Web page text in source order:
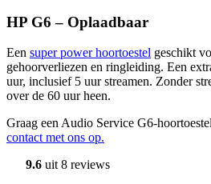
HP G6 – Oplaadbaar
Een super power hoortoestel geschikt
gehoorverliezen en ringleiding. Een
uur, inclusief 5 uur streamen. Zonder
over de 60 uur heen.
Graag een Audio Service G6-
contact met ons op.
9.6 uit 8 reviews